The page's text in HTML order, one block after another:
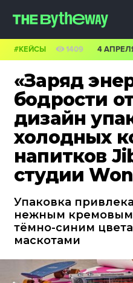
«Заряд
бодрости
дизайн
холодных
напитков
студии
Упаковка
нежным
тёмно-синим
маскотами
#КЕЙСЫ 1409 4